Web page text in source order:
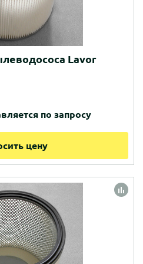
Lavor
по запросу
цену